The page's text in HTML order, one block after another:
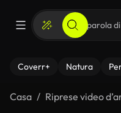
Coverr+ Natura
Casa Riprese video